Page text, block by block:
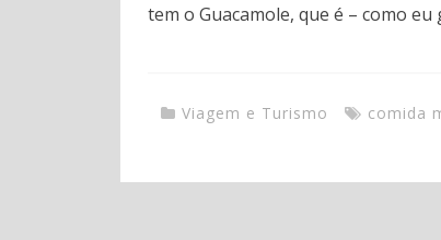
tem o Guacamole, que é – como
Viagem e Turismo comida